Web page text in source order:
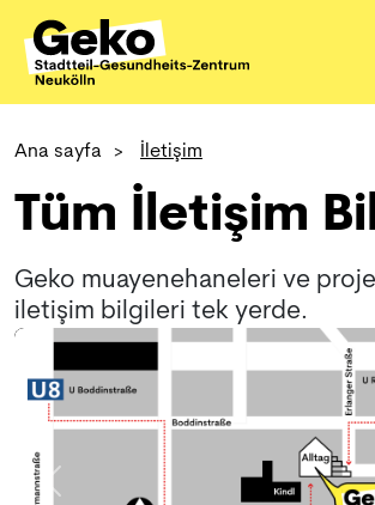
Ana sayfa > İletişim
Tüm İletişim
Geko muayenehaneleri ve
iletişim bilgileri tek yerde.
geri